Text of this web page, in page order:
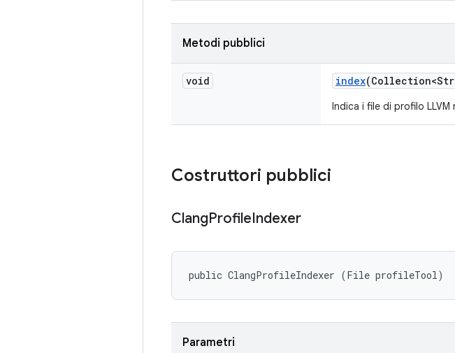
Metodi pubblici
void index
Indica i file di profilo
Costruttori pubblici
ClangProfileIndexer
public ClangProfileIndexer (File profileTool)
Parametri